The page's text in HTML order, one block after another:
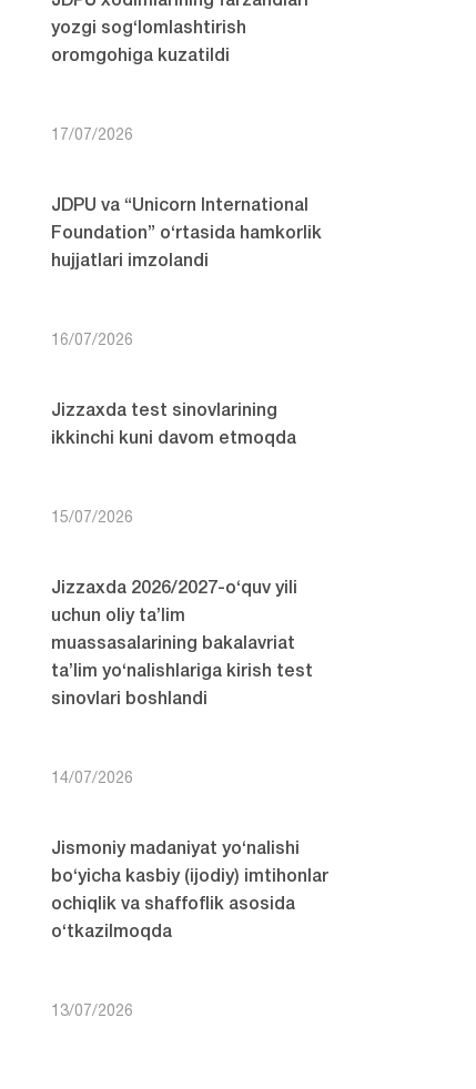
yozgi sog‘lomlashtirish
oromgohiga kuzatildi
17/07/2026
JDPU va “Unicorn International
Foundation” o‘rtasida hamkorlik
hujjatlari imzolandi
16/07/2026
Jizzaxda test sinovlarining
ikkinchi kuni davom etmoqda
15/07/2026
Jizzaxda 2026/2027-o‘quv yili
uchun oliy ta’lim
muassasalarining bakalavriat
ta’lim yo‘nalishlariga kirish test
sinovlari boshlandi
14/07/2026
Jismoniy madaniyat yo‘nalishi
bo‘yicha kasbiy (ijodiy) imtihonlar
ochiqlik va shaffoflik asosida
o‘tkazilmoqda
13/07/2026